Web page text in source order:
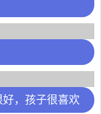
，孩子很喜欢